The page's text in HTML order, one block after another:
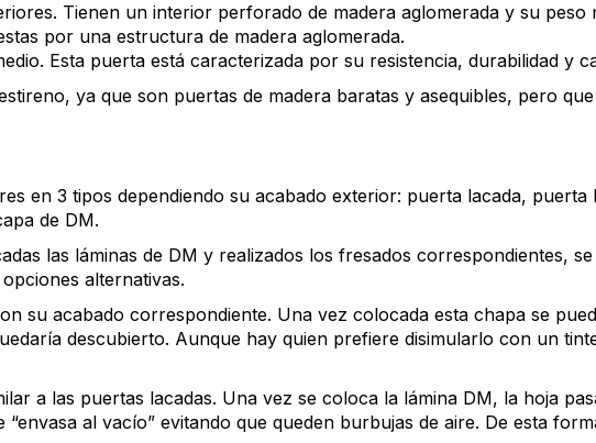
Tienen un interior perforado de madera aglomerada y su peso
por una estructura de madera aglomerada.
Esta puerta está caracterizada por su resistencia, durabilidad y
ya que son puertas de madera baratas y asequibles, pero
en 3 tipos dependiendo su acabado exterior: puerta lacada, puerta
de DM.
las láminas de DM y realizados los fresados correspondientes,
alternativas.
su acabado correspondiente. Una vez colocada esta chapa se
descubierto. Aunque hay quien prefiere disimularlo con un
a las puertas lacadas. Una vez se coloca la lámina DM, la hoja
al vacío” evitando que queden burbujas de aire. De esta